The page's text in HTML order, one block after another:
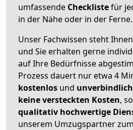
umfassende Checklistefür
in der Nähe oder in der Ferne.
Unser Fachwissen steht
und Sie erhalten gerne
auf Ihre Bedürfnisse
Prozess dauert nur etwa 4
kostenlos und unverbindlich
keine versteckten Kosten,
qualitativ hochwertige
unserem Umzugspartner